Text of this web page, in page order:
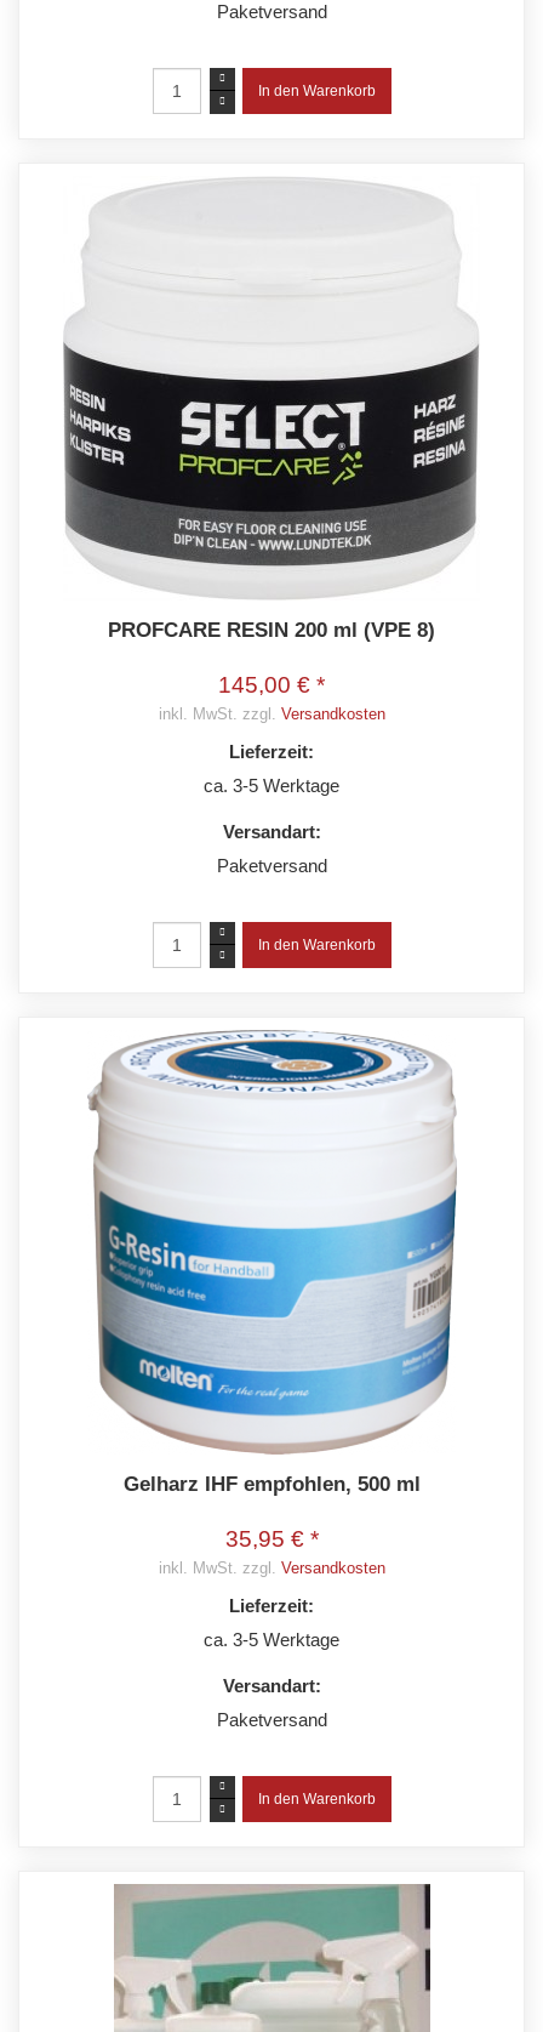
Paketversand
PROFCARE RESIN 200 ml (VPE 8)
145,00 € *
inkl. MwSt. zzgl. Versandkosten
Lieferzeit:
ca. 3-5 Werktage
Versandart:
Paketversand
Gelharz IHF empfohlen, 500 ml
35,95 € *
inkl. MwSt. zzgl. Versandkosten
Lieferzeit:
ca. 3-5 Werktage
Versandart:
Paketversand